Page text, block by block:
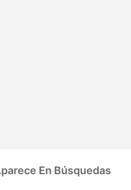
En Búsquedas